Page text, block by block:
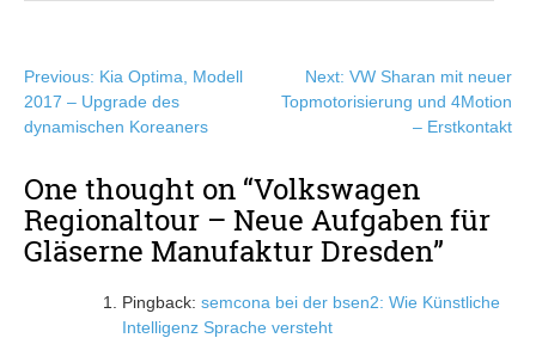
Beitragsnavigation
Previous: Kia Optima, Modell
2017 – Upgrade des
dynamischen Koreaners
Next: VW Sharan mit neuer
Topmotorisierung und 4Motion
– Erstkontakt
One thought on “Volkswagen
Regionaltour – Neue Aufgaben für
Gläserne Manufaktur Dresden”
Pingback: semcona bei der bsen2: Wie Künstliche
Intelligenz Sprache versteht